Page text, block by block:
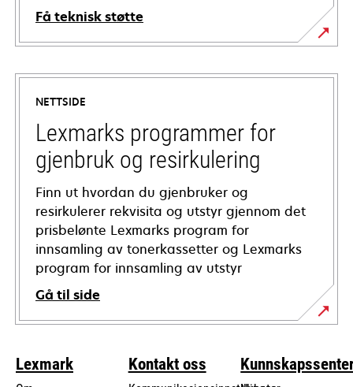
Få teknisk støtte
opens
in
new
tab
NETTSIDE
Lexmarks programmer for
gjenbruk og resirkulering
Finn ut hvordan du gjenbruker og
resirkulerer rekvisita og utstyr gjennom det
prisbelønte Lexmarks program for
innsamling av tonerkassetter og Lexmarks
program for innsamling av utstyr
Gå til side
Lexmark Kontakt oss